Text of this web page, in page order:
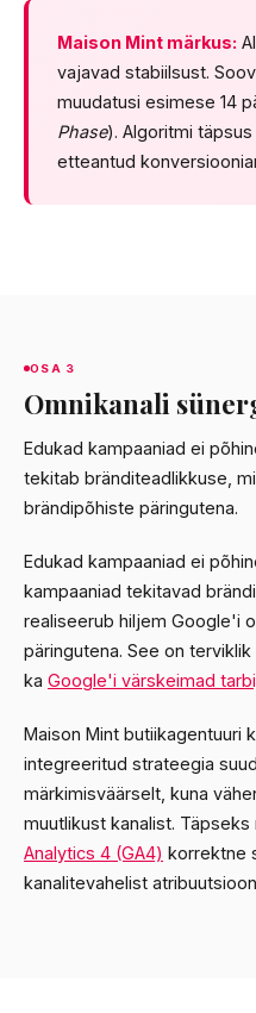
Maison Mint märkus:
vajavad stabiilsust.
muudatusi esimese 14
Phase). Algoritmi
etteantud
OSA 3
Omnikanali
Edukad kampaaniad ei
tekitab bränditeadlikkuse,
brändipõhiste päringutena.
Edukad kampaaniad ei
kampaaniad tekitavad
realiseerub hiljem Google'i
päringutena. See on
ka Google'i värskeimad
Maison Mint butiikagentuuri
integreeritud strateegia
märkimisväärselt, kuna
muutlikust kanalist.
Analytics 4 (GA4) korrektne
kanalitevahelist